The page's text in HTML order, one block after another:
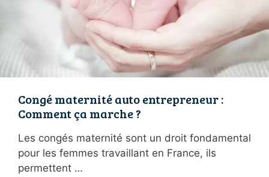
Congé maternité auto entrepreneur :
Comment ça marche ?
Les congés maternité sont un droit fondamental
pour les femmes travaillant en France, ils
permettent …